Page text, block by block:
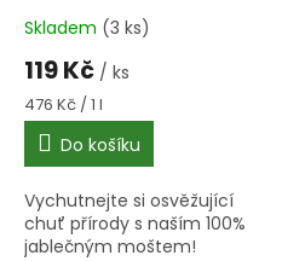
Skladem (3 ks)
119 Kč / ks
Měrná
cena:
476 Kč / 1 l
Do košíku
Vychutnejte si osvěžující
chuť přírody s naším 100%
jablečným moštem!